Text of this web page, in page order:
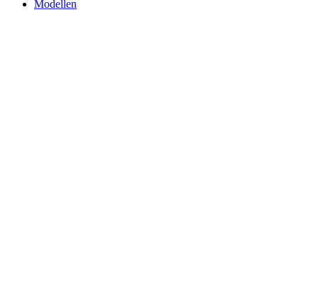
Modellen